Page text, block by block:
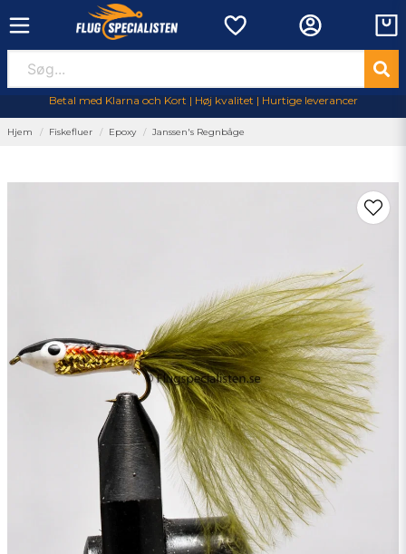
Betal med Klarna och Kort | Høj kvalitet | Hurtige leverancer
Hjem Fiskefluer Epoxy Janssen's Regnbåge